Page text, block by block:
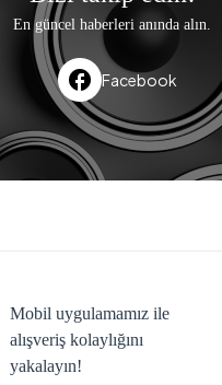
En güncel haberleri anında alın.
Facebook
Mobil uygulamamız ile
alışveriş kolaylığını
yakalayın!